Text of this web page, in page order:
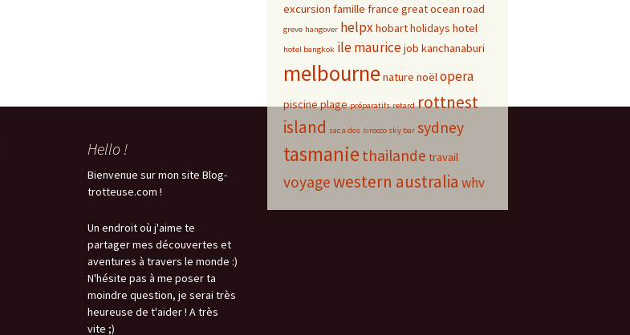
excursion famille france great ocean road
greve hangover helpxhobartholidays hotel
hotel bangkok ile mauricejob kanchanaburi
melbournenature noëlopera
piscineplage préparatifs retard rottnest
island sac a dos sirocco sky bar sydney
tasmanie thailande travail
voyagewestern australia whv
Hello !
Bienvenue sur mon site Blog-
trotteuse.com !
Un endroit où j'aime te
partager mes découvertes et
aventures à travers le monde :)
N'hésite pas à me poser ta
moindre question, je serai très
heureuse de t'aider ! A très
vite ;)